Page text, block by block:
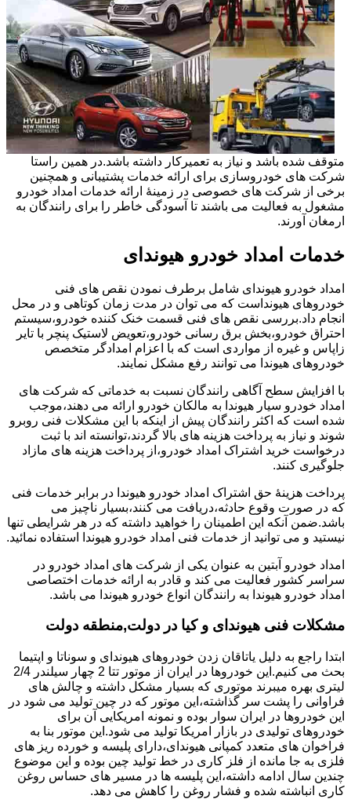
متوقف شده باشد و نیاز به تعمیرکار داشته باشد.در همین راستا
شرکت های خودروسازی برای ارائه خدمات پشتیبانی و همچنین
برخی از شرکت های خصوصی در زمینۀ ارائه خدمات امداد خودرو
مشغول به فعالیت می باشند تا آسودگی خاطر را برای رانندگان به
ارمغان آورند.
خدمات امداد خودرو هیوندای
امداد خودرو هیوندای شامل برطرف نمودن نقص های فنی
خودروهای هیونداست که می توان در مدت زمان کوتاهی و در محل
انجام داد.بررسی نقص های فنی قسمت خنک کننده خودرو،سیستم
احتراق خودرو،بخش برق رسانی خودرو،تعویض لاستیک پنچر با تایر
زاپاس و غیره از مواردی است که با اعزام امدادگر متخصص
خودروهای هیوندا می توانند رفع مشکل نمایند.
با افزایش سطح آگاهی رانندگان نسبت به خدماتی که شرکت های
امداد خودرو سیار هیوندا به مالکان خودرو ارائه می دهند،موجب
شده است که اکثر رانندگان پیش از اینکه با این مشکلات فنی روبرو
شوند و نیاز به پرداخت هزینه های بالا گردند،توانسته اند با ثبت
درخواست خرید اشتراک امداد خودرو،از پرداخت هزینه های مازاد
جلوگیری کنند.
پرداخت هزینۀ حق اشتراک امداد خودرو هیوندا در برابر خدمات فنی
که در صورت وقوع حادثه،دریافت می کنند،بسیار ناچیز می
باشد.ضمن آنکه این اطمینان را خواهید داشته که در هر شرایطی تنها
نیستید و می توانید از خدمات فنی امداد خودرو هیوندا استفاده نمائید.
امداد خودرو آبتین به عنوان یکی از شرکت های امداد خودرو در
سراسر کشور فعالیت می کند و قادر به ارائه خدمات اختصاصی
امداد خودرو هیوندا به رانندگان انواع خودرو هیوندا می باشد.
مشکلات فنی هیوندای و کیا در دولت,منطقه دولت
ابتدا راجع به دلیل یاتاقان زدن خودروهای هیوندای و سوناتا و اپتیما
بحث می کنیم.این خودروها در ایران از موتور تتا 2 چهار سیلندر 2/4
لیتری بهره میبرند موتوری که بسیار مشکل داشته و چالش های
فراوانی را پشت سر گذاشته،این موتور که در چین تولید می شود در
این خودروها در ایران سوار بوده و نمونه امریکایی آن برای
خودروهای تولیدی در بازار امریکا تولید می شود.این موتور بنا به
فراخوان های متعدد کمپانی هیوندای،دارای پلیسه و خورده ریز های
فلزی به جا مانده از فلز کاری در خط تولید چین بوده و این موضوع
چندین سال ادامه داشته،این پلیسه ها در مسیر های حساس روغن
کاری انباشته شده و فشار روغن را کاهش می دهد.